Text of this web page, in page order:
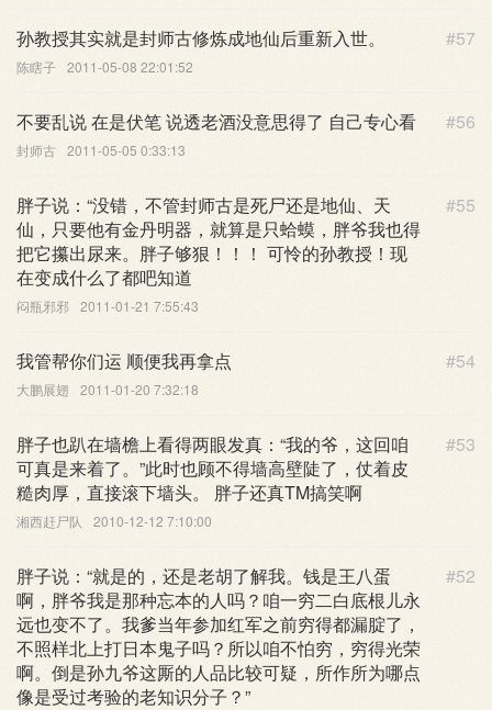
#57
孙教授其实就是封师古修炼成地仙后重新入世。
陈瞎子 2011-05-08 22:01:52
#56
不要乱说 在是伏笔 说透老酒没意思得了 自己专心看
封师古 2011-05-05 0:33:13
#55
胖子说：“没错，不管封师古是死尸还是地仙、天
仙，只要他有金丹明器，就算是只蛤蟆，胖爷我也得
把它攥出尿来。胖子够狠！！！ 可怜的孙教授！现
在变成什么了都吧知道
闷瓶邪邪 2011-01-21 7:55:43
#54
我管帮你们运 顺便我再拿点
大鹏展翅 2011-01-20 7:32:18
#53
胖子也趴在墙檐上看得两眼发真：“我的爷，这回咱
可真是来着了。”此时也顾不得墙高壁陡了，仗着皮
糙肉厚，直接滚下墙头。 胖子还真TM搞笑啊
湘西赶尸队 2010-12-12 7:10:00
#52
胖子说：“就是的，还是老胡了解我。钱是王八蛋
啊，胖爷我是那种忘本的人吗？咱一穷二白底根儿永
远也变不了。我爹当年参加红军之前穷得都漏腚了，
不照样北上打日本鬼子吗？所以咱不怕穷，穷得光荣
啊。倒是孙九爷这厮的人品比较可疑，所作所为哪点
像是受过考验的老知识分子？”